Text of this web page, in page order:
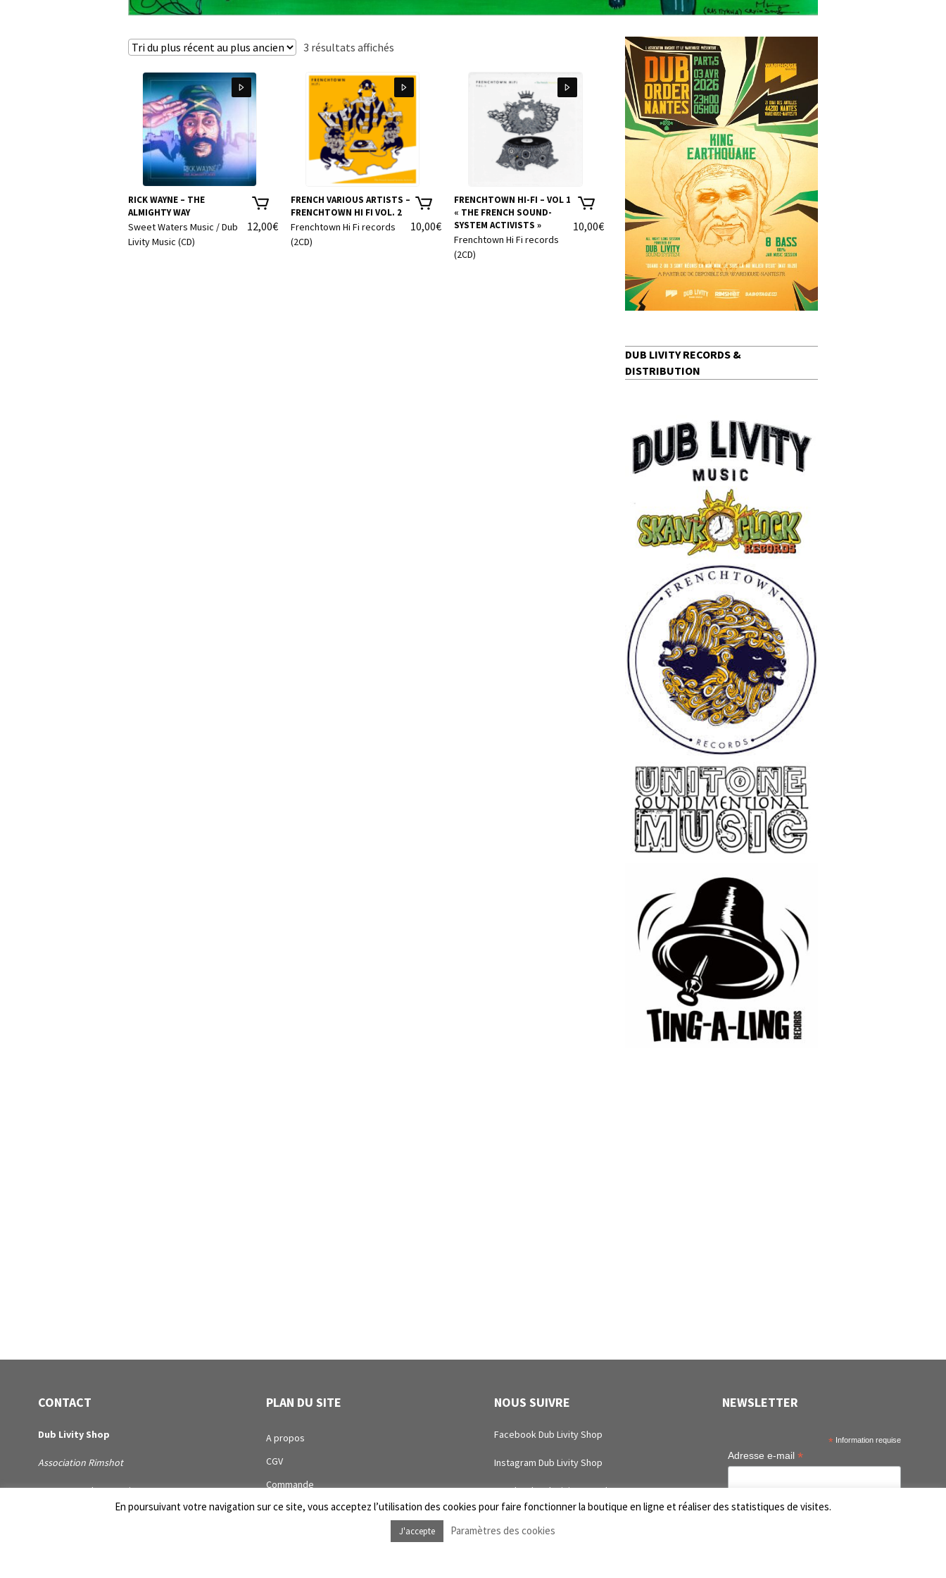
3 résultats affichés
plus
récent
au
plus
ancien
RICK WAYNE – THE
ALMIGHTY WAY
12,00€
Sweet Waters Music / Dub
Livity Music (CD)
FRENCH VARIOUS ARTISTS –
FRENCHTOWN HI FI VOL. 2
10,00€
Frenchtown Hi Fi records
(2CD)
FRENCHTOWN HI-FI – VOL 1
« THE FRENCH SOUND-
SYSTEM ACTIVISTS »
10,00€
Frenchtown Hi Fi records
(2CD)
DUB LIVITY RECORDS &
DISTRIBUTION
CONTACT
Dub Livity Shop
Association Rimshot
1 Avenue Arthur Benoit
PLAN DU SITE
A propos
CGV
Commande
Compte
NOUS SUIVRE
Facebook Dub Livity Shop
Instagram Dub Livity Shop
Facebook Dub Livity Sound System
NEWSLETTER
* Information requise
Adresse e-mail*
En poursuivant votre navigation sur ce site, vous acceptez l’utilisation des cookies pour faire fonctionner la boutique en ligne et réaliser des statistiques de visites.
J'accepte Paramètres des cookies